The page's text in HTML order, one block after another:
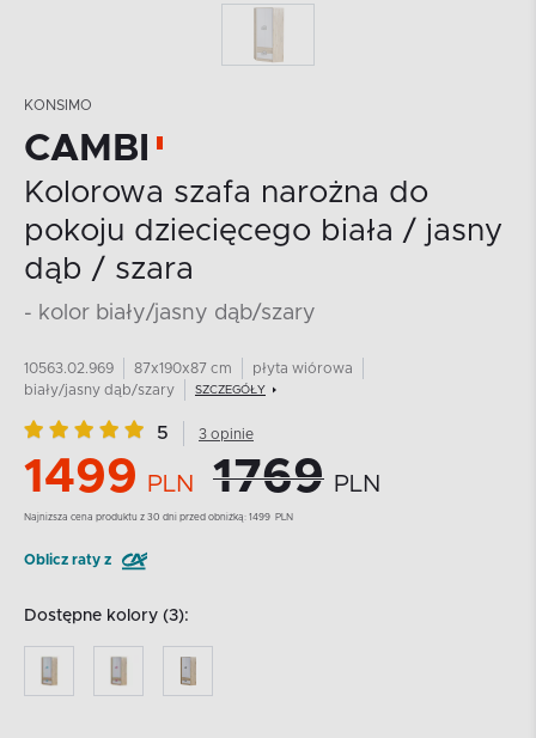
KONSIMO
CAMBI
Kolorowa szafa narożna do
pokoju dziecięcego biała / jasny
dąb / szara
- kolor biały/jasny dąb/szary
10563.02.969 87x190x87 cm
płyta wiórowa
biały/jasny dąb/szary
SZCZEGÓŁY
5 3 opinie
1499 PLN 1769 PLN
Najnizsza cena produktu z 30 dni przed obniżką: 1499 PLN
Oblicz raty z
Dostępne kolory (3):